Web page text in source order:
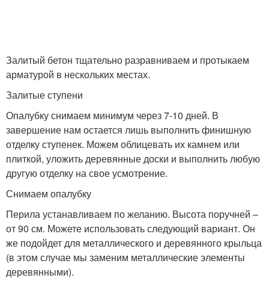
Залитый бетон тщательно разравниваем и протыкаем
арматурой в нескольких местах.
Залитые ступени
Опалубку снимаем минимум через 7-10 дней. В
завершение нам остается лишь выполнить финишную
отделку ступенек. Можем облицевать их камнем или
плиткой, уложить деревянные доски и выполнить любую
другую отделку на свое усмотрение.
Снимаем опалубку
Перила устанавливаем по желанию. Высота поручней –
от 90 см. Можете использовать следующий вариант. Он
же подойдет для металлического и деревянного крыльца
(в этом случае мы заменим металлические элементы
деревянными).